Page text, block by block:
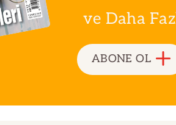
ve Daha
ABONE OL